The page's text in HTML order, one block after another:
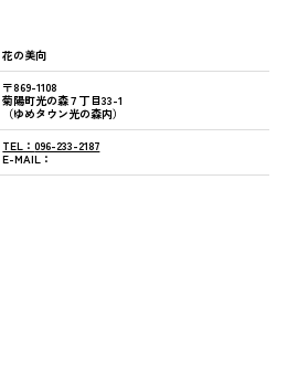
花の美向
〒869-1108
菊陽町光の森７丁目33-1
（ゆめタウン光の森内）
TEL：096-233-2187
E-MAIL：